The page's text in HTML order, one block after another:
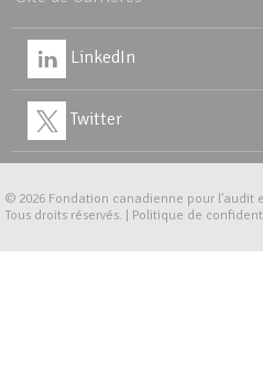
LinkedIn
Twitter
© 2026 Fondation canadienne pour l'audit
Tous droits réservés. | Politique de